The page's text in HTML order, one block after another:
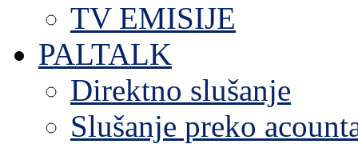
TV EMISIJE
PALTALK
Direktno slušanje
Slušanje preko